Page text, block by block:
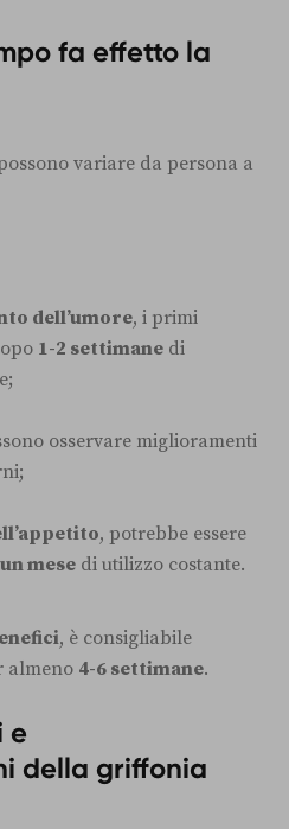
fa effetto la
variare da persona a
dell’umore, i primi
1-2 settimane di
osservare miglioramenti
, potrebbe essere
un mese di utilizzo costante.
, è consigliabile
almeno 4-6 settimane.
e
della griffonia